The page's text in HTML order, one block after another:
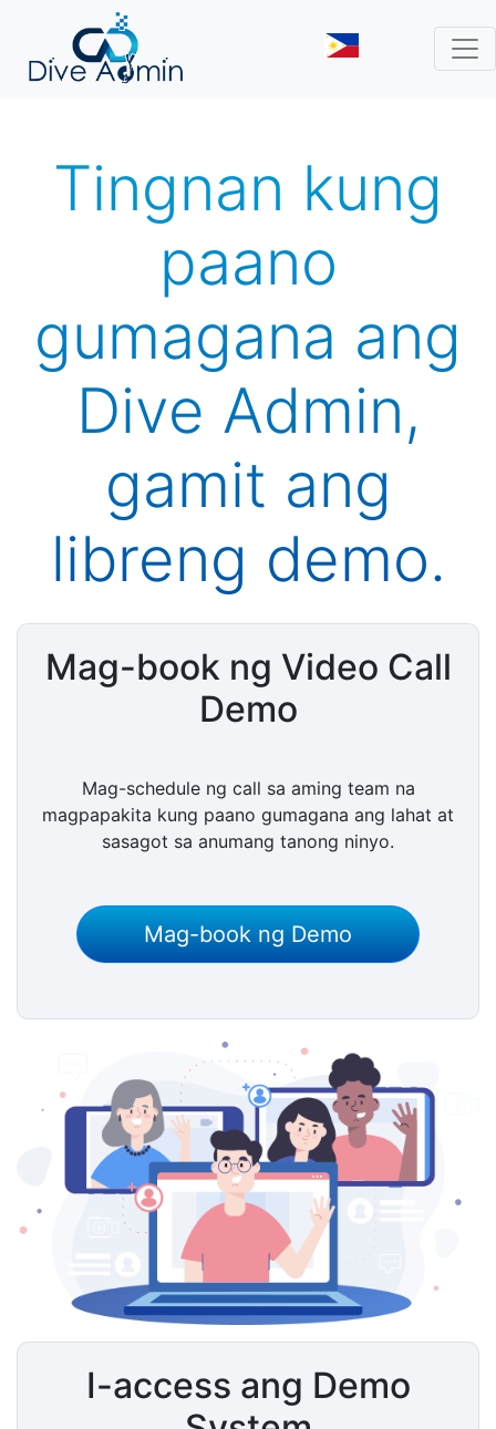
Tingnan kung
paano
gumagana ang
Dive Admin,
gamit ang
libreng demo.
Mag-book ng Video Call
Demo
Mag-schedule ng call sa aming team na
magpapakita kung paano gumagana ang lahat at
sasagot sa anumang tanong ninyo.
Mag-book ng Demo
I-access ang Demo